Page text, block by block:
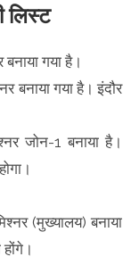
लिस्ट
गया है।
बनाया गया है। इंदौर
जोन-1 बनाया है।
(मुख्यालय) बनाया